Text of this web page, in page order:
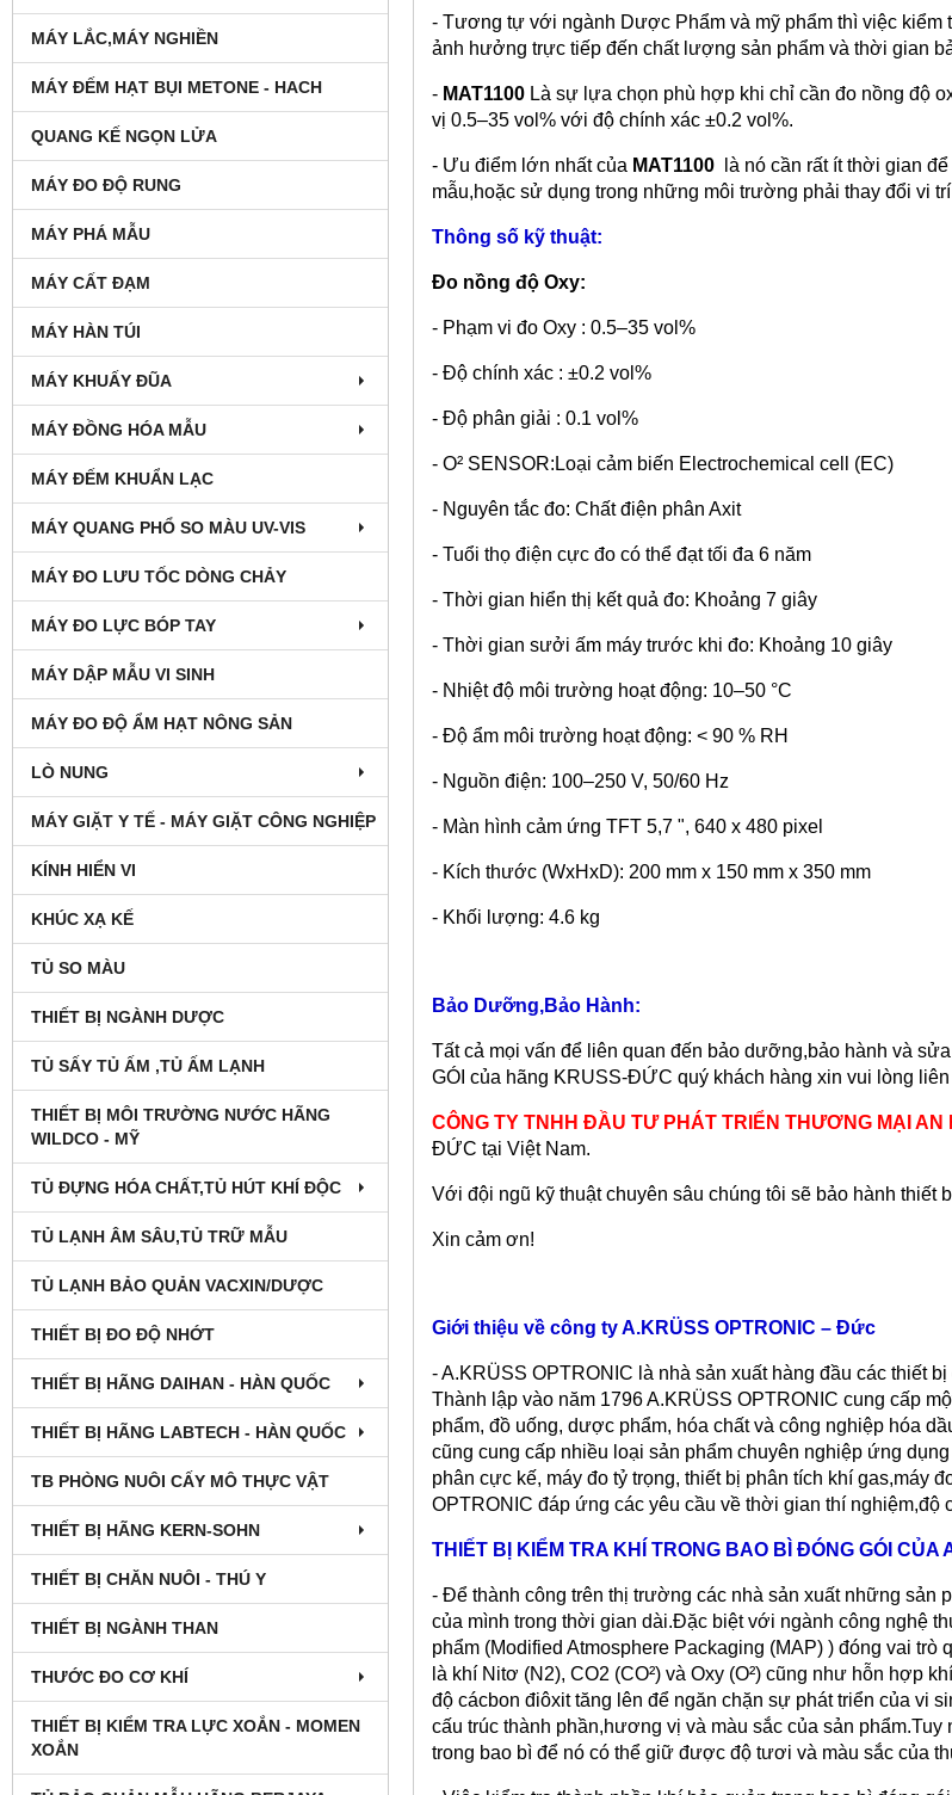
MÁY LẮC,MÁY NGHIỀN
MÁY ĐẾM HẠT BỤI METONE - HACH
QUANG KẾ NGỌN LỬA
MÁY ĐO ĐỘ RUNG
MÁY PHÁ MẪU
MÁY CẤT ĐẠM
MÁY HÀN TÚI
MÁY KHUẤY ĐŨA
MÁY ĐỒNG HÓA MẪU
MÁY ĐẾM KHUẨN LẠC
MÁY QUANG PHỔ SO MÀU UV-VIS
MÁY ĐO LƯU TỐC DÒNG CHẢY
MÁY ĐO LỰC BÓP TAY
MÁY DẬP MẪU VI SINH
MÁY ĐO ĐỘ ẨM HẠT NÔNG SẢN
LÒ NUNG
MÁY GIẶT Y TẾ - MÁY GIẶT CÔNG NGHIỆP
KÍNH HIỂN VI
KHÚC XẠ KẾ
TỦ SO MÀU
THIẾT BỊ NGÀNH DƯỢC
TỦ SẤY TỦ ẤM ,TỦ ẤM LẠNH
THIẾT BỊ MÔI TRƯỜNG NƯỚC HÃNG
WILDCO - MỸ
TỦ ĐỰNG HÓA CHẤT,TỦ HÚT KHÍ ĐỘC
TỦ LẠNH ÂM SÂU,TỦ TRỮ MẪU
TỦ LẠNH BẢO QUẢN VACXIN/DƯỢC
THIẾT BỊ ĐO ĐỘ NHỚT
THIẾT BỊ HÃNG DAIHAN - HÀN QUỐC
THIẾT BỊ HÃNG LABTECH - HÀN QUỐC
TB PHÒNG NUÔI CẤY MÔ THỰC VẬT
THIẾT BỊ HÃNG KERN-SOHN
THIẾT BỊ CHĂN NUÔI - THÚ Y
THIẾT BỊ NGÀNH THAN
THƯỚC ĐO CƠ KHÍ
THIẾT BỊ KIỂM TRA LỰC XOẮN - MOMEN
XOẮN
- Tương tự với ngành Dược Phẩm và mỹ phẩm thì việc
ảnh hưởng trực tiếp đến chất lượng sản phẩm và thời gian
- MAT1100 Là sự lựa chọn phù hợp khi chỉ cần đo nồng độ
vị 0.5–35 vol% với độ chính xác ±0.2 vol%.
- Ưu điểm lớn nhất của MAT1100 là nó cần rất ít thời gian
mẫu,hoặc sử dụng trong những môi trường phải thay đổi vi
Thông số kỹ thuật:
Đo nồng độ Oxy:
- Phạm vi đo Oxy : 0.5–35 vol%
- Độ chính xác : ±0.2 vol%
- Độ phân giải : 0.1 vol%
- O² SENSOR: Loại cảm biến Electrochemical cell (EC)
- Nguyên tắc đo: Chất điện phân Axit
- Tuổi thọ điện cực đo có thể đạt tối đa 6 năm
- Thời gian hiển thị kết quả đo: Khoảng 7 giây
- Thời gian sưởi ấm máy trước khi đo: Khoảng 10 giây
- Nhiệt độ môi trường hoạt động: 10–50 °C
- Độ ẩm môi trường hoạt động: < 90 % RH
- Nguồn điện: 100–250 V, 50/60 Hz
- Màn hình cảm ứng TFT 5,7 ", 640 x 480 pixel
- Kích thước (WxHxD): 200 mm x 150 mm x 350 mm
- Khối lượng: 4.6 kg
Bảo Dưỡng,Bảo Hành:
Tất cả mọi vấn để liên quan đến bảo dưỡng,bảo hành và
GÓI của hãng KRUSS-ĐỨC quý khách hàng xin vui lòng
CÔNG TY TNHH ĐẦU TƯ PHÁT TRIỂN THƯƠNG MẠI AN
ĐỨC tại Việt Nam.
Với đội ngũ kỹ thuật chuyên sâu chúng tôi sẽ bảo hành thiết
Xin cảm ơn!
Giới thiệu về công ty A.KRÜSS OPTRONIC – Đức
- A.KRÜSS OPTRONIC là nhà sản xuất hàng đầu các thiết
Thành lập vào năm 1796 A.KRÜSS OPTRONIC cung cấp
phẩm, đồ uống, dược phẩm, hóa chất và công nghiệp hóa
cũng cung cấp nhiều loại sản phẩm chuyên nghiệp ứng
phân cực kế, máy đo tỷ trọng, thiết bị phân tích khí gas,máy
OPTRONIC đáp ứng các yêu cầu về thời gian thí nghiệm,độ
THIẾT BỊ KIỂM TRA KHÍ TRONG BAO BÌ ĐÓNG GÓI CỦA
- Để thành công trên thị trường các nhà sản xuất những
của mình trong thời gian dài.Đặc biệt với ngành công nghệ
phẩm (Modified Atmosphere Packaging (MAP) ) đóng vai
là khí Nitơ (N2), CO2 (CO²) và Oxy (O²) cũng như hỗn hợp
độ cácbon điôxit tăng lên để ngăn chặn sự phát triển của vi
cấu trúc thành phần,hương vị và màu sắc của sản
trong bao bì để nó có thể giữ được độ tươi và màu sắc của